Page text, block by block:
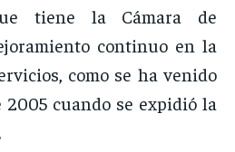
tiene la Cámara de
continuo en la
como se ha venido
2005 cuando se expidió la